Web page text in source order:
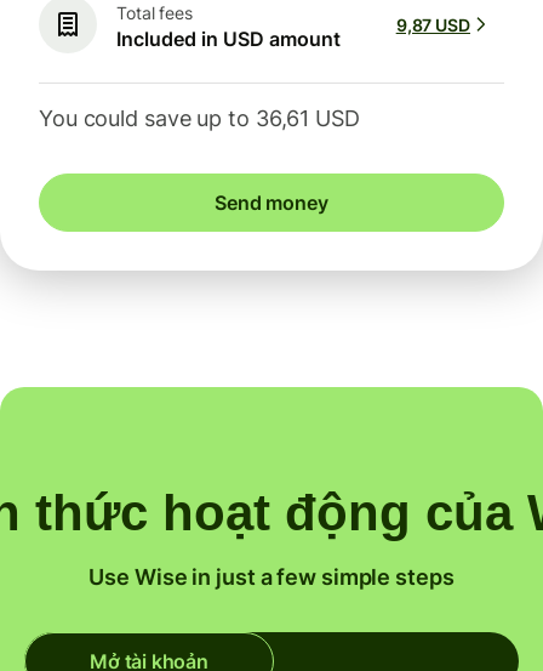
Total fees
Included in USD amount
9,87 USD
You could save up to 36,61 USD
Send money
thức hoạt động của
Use Wise in just a few simple steps
Mở tài khoản